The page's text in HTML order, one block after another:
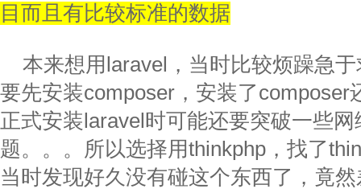
目而且有比较标准的数据
本来想用 laravel
，当时比较烦躁急
要先安装composer ，安装了composer
正式安装 laravel 时可能还要突破一些
题。。。所以选择用thinkphp ，找了
当时发现好久没有碰这个东西了，竟